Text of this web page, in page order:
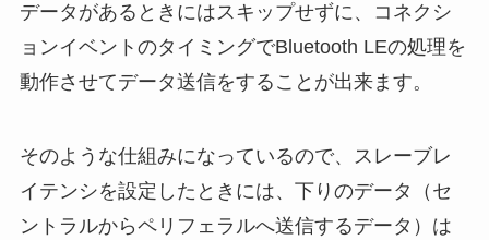
データがあるときにはスキップせずに、コネクシ
ョンイベントのタイミングでBluetooth LEの処理を
動作させてデータ送信をすることが出来ます。
そのような仕組みになっているので、スレーブレ
イテンシを設定したときには、下りのデータ（セ
ントラルからペリフェラルへ送信するデータ）は